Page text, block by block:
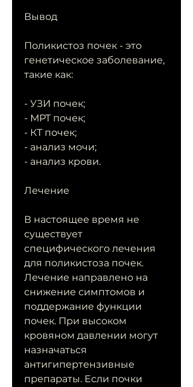
Вывод
Поликистоз почек - это
генетическое заболевание,
такие как:
- УЗИ почек;
- МРТ почек;
- КТ почек;
- анализ мочи;
- анализ крови.
Лечение
В настоящее время не
существует
специфического лечения
для поликистоза почек.
Лечение направлено на
снижение симптомов и
поддержание функции
почек. При высоком
кровяном давлении могут
назначаться
антигипертензивные
препараты. Если почки